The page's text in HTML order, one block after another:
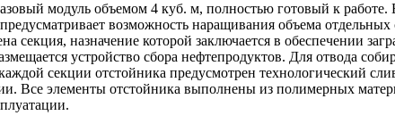
модуль объемом 4 куб. м, полностью готовый к
возможность наращивания объема
секция, назначение которой заключается в обеспечении
устройство сбора нефтепродуктов. Для отвода
секции отстойника предусмотрен технологический
Все элементы отстойника выполнены из полимерных